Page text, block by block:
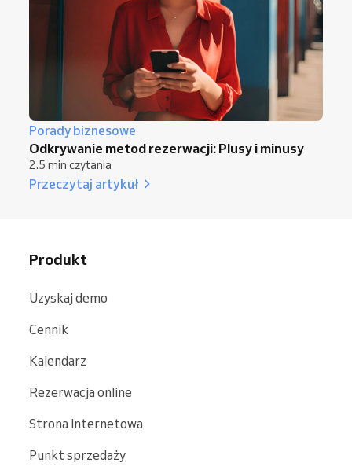
Porady biznesowe
Odkrywanie metod rezerwacji: Plusy i minusy
2.5 min czytania
Przeczytaj artykuł
Produkt
Uzyskaj demo
Cennik
Kalendarz
Rezerwacja online
Strona internetowa
Punkt sprzedaży